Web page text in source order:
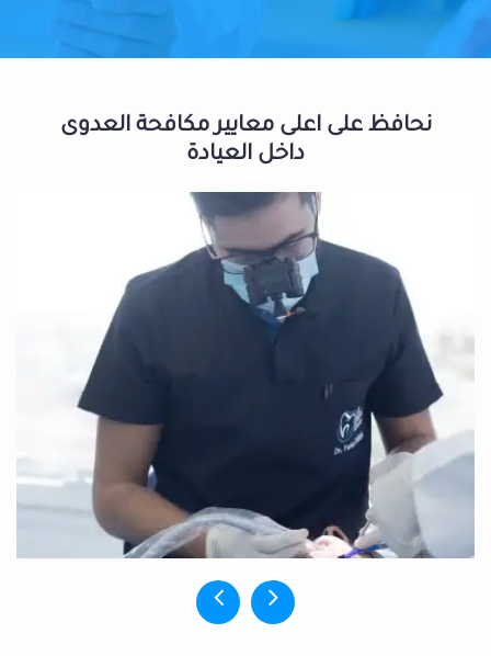
نحافظ على اعلى معايير مكافحة العدوى
داخل العيادة